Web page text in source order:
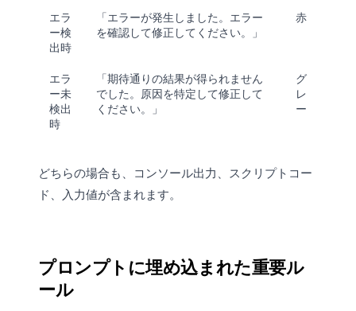
エラ
ー検
出時
「エラーが発生しました。エラー
を確認して修正してください。」
赤
エラ
ー未
検出
時
「期待通りの結果が得られません
でした。原因を特定して修正して
ください。」
グ
レ
ー
どちらの場合も、コンソール出力、スクリプトコー
ド、入力値が含まれます。
プロンプトに埋め込まれた重要ル
ール